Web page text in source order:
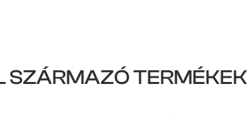
SZÁRMAZÓ TERMÉKEK